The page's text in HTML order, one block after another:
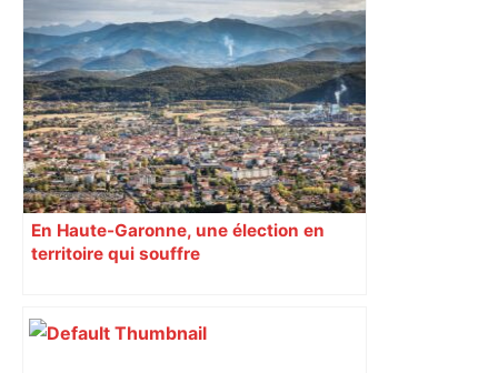
En Haute-Garonne, une élection en
territoire qui souffre